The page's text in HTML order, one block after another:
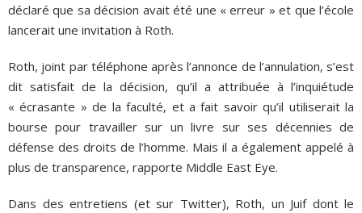
déclaré que sa décision avait été une « erreur » et que l’école
lancerait une invitation à Roth.
Roth, joint par téléphone après l’annonce de l’annulation, s’est
dit satisfait de la décision, qu’il a attribuée à l’inquiétude
« écrasante » de la faculté, et a fait savoir qu’il utiliserait la
bourse pour travailler sur un livre sur ses décennies de
défense des droits de l’homme. Mais il a également appelé à
plus de transparence, rapporte Middle East Eye.
Dans des entretiens (et sur Twitter), Roth, un Juif dont le